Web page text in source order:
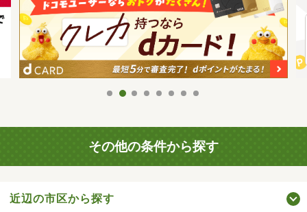
その他の条件から探す
近辺の市区から探す